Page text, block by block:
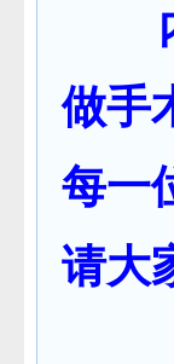
内
做手
每一
请大